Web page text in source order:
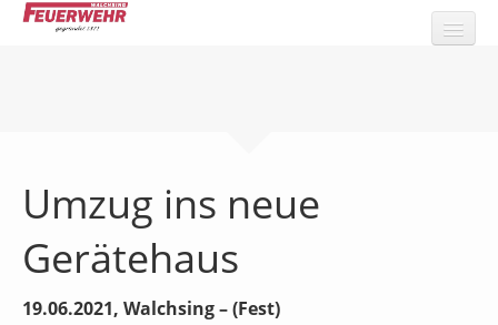
Die Feuerwehr
Einsätze
Veranstaltungen
Umzug ins neue
Gerätehaus
19.06.2021, Walchsing– (Fest)